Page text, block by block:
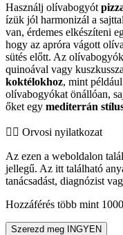
Használj olívabogyót
ízük jól harmonizál a
van, érdemes elkészíteni
hogy az apróra vágott
sütés előtt. Az
quinoával vagy
koktélokhoz, mint
olívabogyókat önállóan,
őket egy mediterrán
👨‍⚕️️ Orvosi nyilatkozat
Az ezen a weboldalon
jellegű. Az itt található
tanácsadást, diagnózist
Hozzáférés több mint
Szerezd meg INGYEN